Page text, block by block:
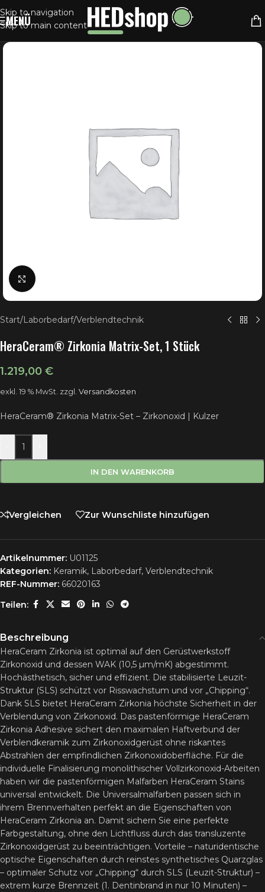
Skip to navigation
Skip to main content
MENÜ
Klick zum Vergrößern
Start/Laborbedarf/Verblendtechnik
HeraCeram® Zirkonia Matrix-Set, 1 Stück
1.219,00 €
exkl. 19 % MwSt. zzgl. Versandkosten
HeraCeram® Zirkonia Matrix-Set – Zirkonoxid | Kulzer
IN DEN WARENKORB
Vergleichen Zur Wunschliste hinzufügen
Artikelnummer: U01125
Kategorien: Keramik, Laborbedarf, Verblendtechnik
REF-Nummer: 66020163
Teilen:
Beschreibung
HeraCeram Zirkonia ist optimal auf den Gerüstwerkstoff
Zirkonoxid und dessen WAK (10,5 µm/mK) abgestimmt.
Hochästhetisch, sicher und effizient. Die stabilisierte Leuzit-
Struktur (SLS) schützt vor Risswachstum und vor „Chipping“.
Dank SLS bietet HeraCeram Zirkonia höchste Sicherheit in der
Verblendung von Zirkonoxid. Das pastenförmige HeraCeram
Zirkonia Adhesive sichert den maximalen Haftverbund der
Verblendkeramik zum Zirkonoxidgerüst ohne riskantes
Abstrahlen der empfindlichen Zirkonoxidoberfläche. Für die
individuelle Finalisierung monolithischer Vollzirkonoxid-Arbeiten
haben wir die pastenförmigen Malfarben HeraCeram Stains
universal entwickelt. Die Universalmalfarben passen sich in
ihrem Brennverhalten perfekt an die Eigenschaften von
HeraCeram Zirkonia an. Damit sichern Sie eine perfekte
Farbgestaltung, ohne den Lichtfluss durch das transluzente
Zirkonoxidgerüst zu beeinträchtigen. Vorteile – naturidentische
optische Eigenschaften durch reinstes synthetisches Quarzglas
– optimaler Schutz vor „Chipping“ durch SLS (Leuzit-Struktur) –
extrem kurze Brennzeit (1. Dentinbrand in nur 10 Minuten) –